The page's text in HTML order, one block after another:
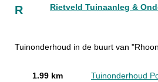
R Rietveld Tuinaanleg &
Tuinonderhoud in de buurt van
1.99 km
Tuinonderhoud